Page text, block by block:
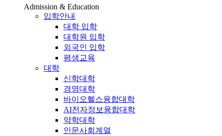
Admission & Education
입학안내
대학 입학
대학원 입학
외국인 입학
평생교육
대학
신학대학
경영대학
바이오헬스융합대학
AI전자정보융합대학
약학대학
인문사회계열